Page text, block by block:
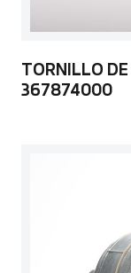
TORNILLO
367874000